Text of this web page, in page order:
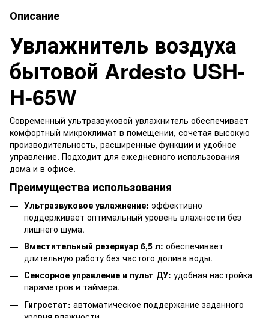
Описание
Увлажнитель воздуха
бытовой Ardesto USH-
H-65W
Современный ультразвуковой увлажнитель обеспечивает
комфортный микроклимат в помещении, сочетая высокую
производительность, расширенные функции и удобное
управление. Подходит для ежедневного использования
дома и в офисе.
Преимущества использования
Ультразвуковое увлажнение: эффективно
поддерживает оптимальный уровень влажности без
лишнего шума.
Вместительный резервуар 6,5 л: обеспечивает
длительную работу без частого долива воды.
Сенсорное управление и пульт ДУ: удобная настройка
параметров и таймера.
Гигростат: автоматическое поддержание заданного